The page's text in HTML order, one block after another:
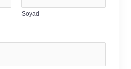
Soyad